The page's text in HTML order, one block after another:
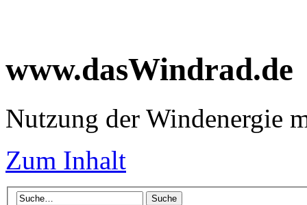
www.dasWindrad.de
Nutzung der Windenergie
Zum Inhalt